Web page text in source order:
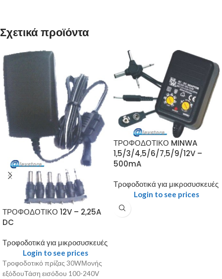
Σχετικά προϊόντα
ΤΡΟΦΟΔΟΤΙΚΟ 12V – 2,25A
DC
Τροφοδοτικά για μικροσυσκευές
Login to see prices
Τροφοδοτικό πρίζας 30WΜονής
εξόδουΤάση εισόδου 100-240V
ΤΡΟΦΟΔΟΤΙΚΟ MINWA
1,5/3/4,5/6/7,5/9/12V –
500mA
Τροφοδοτικά για μικροσυσκευές
Login to see prices